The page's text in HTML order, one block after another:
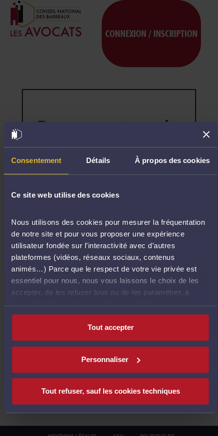
Consentement Détails À propos des cookies
Ce site web utilise des cookies
Nous utilisons des cookies pour mesurer la fréquentation
de notre site et pour vous proposer une expérience
utilisateur fondée sur l’interactivité avec d’autres
plateformes (vidéos, réseaux sociaux, contenus
animés…) Parce que le respect de votre vie privée est
essentiel pour nous, nous vous laissons le choix de les
accepter, de les refuser tous ou de les paramétrer, à
l’exception des cookies techniques strictement
nécessaires au fonctionnement du site.
Tout accepter
Personnaliser
Tout refuser, sauf les cookies techniques
CONNEXION / INSCRIPTION
Page non trouvée
la
page
pas.
E
T
O
U
R
À
L
'
C
I